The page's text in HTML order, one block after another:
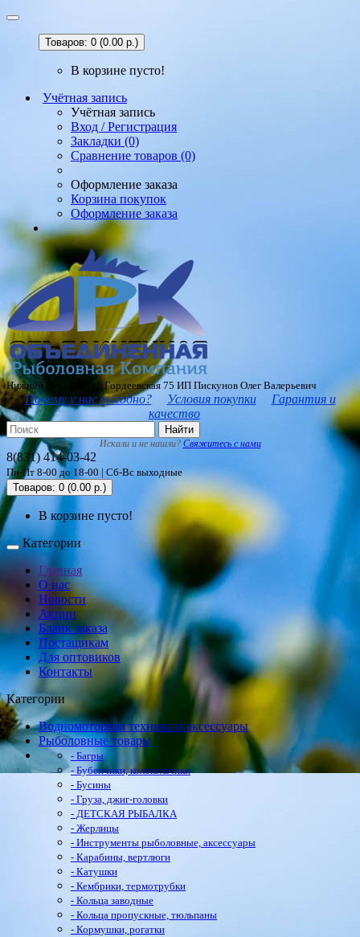
Товаров: 0 (0.00 р.)
В корзине пусто!
Учётная запись
Учётная запись
Вход / Регистрация
Закладки (0)
Сравнение товаров (0)
Оформление заказа
Корзина покупок
Оформление заказа
Нижний Новгород ул Гордеевская 75 ИП Пискунов Олег Валерьевич
Почему у нас выгодно? Условия покупки
Гарантия и
качество
Найти
Искали и не нашли? Свяжитесь с нами
8(831) 414-03-42
Пн-Пт 8-00 до 18-00 | Сб-Вс выходные
Товаров: 0 (0.00 р.)
В корзине пусто!
Категории
Главная
О нас
Новости
Акции
Бланк заказа
Постащикам
Для оптовиков
Контакты
Категории
Водномоторная техника и аксессуары
Рыболовные товары
- Багры
- Бубенчики, колокольчики
- Бусины
- Груза, джиг-головки
- ДЕТСКАЯ РЫБАЛКА
- Жерлицы
- Инструменты рыболовные, аксессуары
- Карабины, вертлюги
- Катушки
- Кембрики, термотрубки
- Кольца заводные
- Кольца пропускные, тюльпаны
- Кормушки, рогатки